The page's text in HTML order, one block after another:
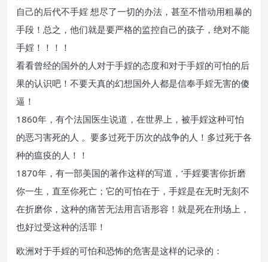
自己的后代不手婬 想尽了一切的办法，甚至不惜动用粗暴的
手段！总之，他们就是要严格的监控自己的孩子，绝对不能
手婬！！！！
看看曾经的国外的人对于手婬的态度和对于手婬的可怕的后
果的认识吧！不要天真的幻想国外人都是信奉手婬无害的傻
逼！
1860年，有个法国医生说道，在世界上，被手婬这种可怕
的恶习害死的人 。要多过死于历次的战争的人！多过死于各
种的瘟疫的人！！
1870年，有一部美国的著作这样的写道，‘手婬要害你折磨
你一生，直至你死亡；它的可怕在于，手婬是在无时无刻不
在折磨你，这种的痛苦无法用言语形容！就是死在刑场上，
也好过受这种的活罪！
欧洲对于手婬的可怕和恐怖的危害是这样的记录的：